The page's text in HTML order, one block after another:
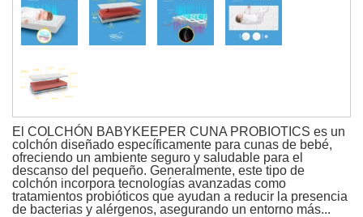
El COLCHÓN BABYKEEPER CUNA PROBIOTICS es un
colchón diseñado específicamente para cunas de bebé,
ofreciendo un ambiente seguro y saludable para el
descanso del pequeño. Generalmente, este tipo de
colchón incorpora tecnologías avanzadas como
tratamientos probióticos que ayudan a reducir la presencia
de bacterias y alérgenos, asegurando un entorno más...